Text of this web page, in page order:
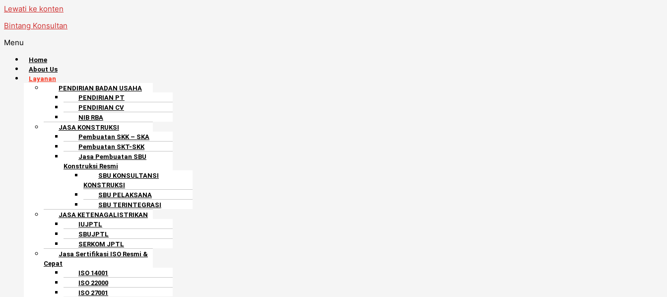
Lewati ke konten
Bintang Konsultan
Menu
Home
About Us
Layanan
PENDIRIAN BADAN USAHA
PENDIRIAN PT
PENDIRIAN CV
NIB RBA
JASA KONSTRUKSI
Pembuatan SKK – SKA
Pembuatan SKT-SKK
Jasa Pembuatan SBU
Konstruksi Resmi
SBU KONSULTANSI
KONSTRUKSI
SBU PELAKSANA
SBU TERINTEGRASI
JASA KETENAGALISTRIKAN
IUJPTL
SBUJPTL
SERKOM JPTL
Jasa Sertifikasi ISO Resmi &
Cepat
ISO 14001
ISO 22000
ISO 27001